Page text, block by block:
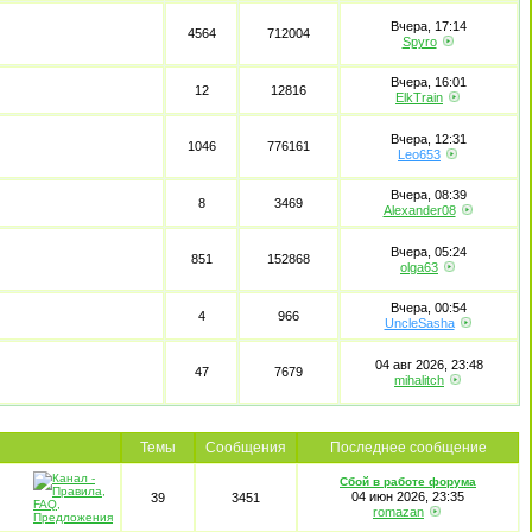
4564 712004
Вчера, 17:14
Spyro
12 12816
Вчера, 16:01
ElkTrain
1046 776161
Вчера, 12:31
Leo653
8 3469
Вчера, 08:39
Alexander08
851 152868
Вчера, 05:24
olga63
4 966
Вчера, 00:54
UncleSasha
47 7679
04 авг 2026, 23:48
mihalitch
Темы Сообщения Последнее сообщение
39 3451
Сбой в работе форума
04 июн 2026, 23:35
romazan